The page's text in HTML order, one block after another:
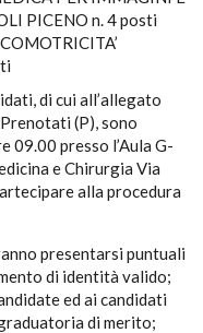
PICENO n. 4 posti
di cui all’allegato
(P), sono
presso l’Aula G-
e Chirurgia Via
alla procedura
presentarsi puntuali
di identità valido;
ed ai candidati
di merito;